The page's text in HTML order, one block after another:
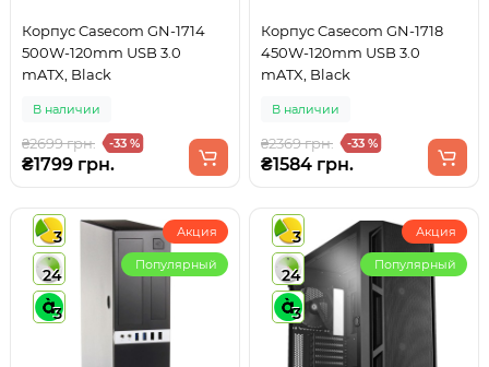
Корпус Casecom GN-1714
500W-120mm USB 3.0
mATX, Black
В наличии
₴2699 грн. -33 %
₴1799 грн.
Корпус Casecom GN-1718
450W-120mm USB 3.0
mATX, Black
В наличии
₴2369 грн. -33 %
₴1584 грн.
3
24
3
Акция
Популярный
3
24
3
Акция
Популярный